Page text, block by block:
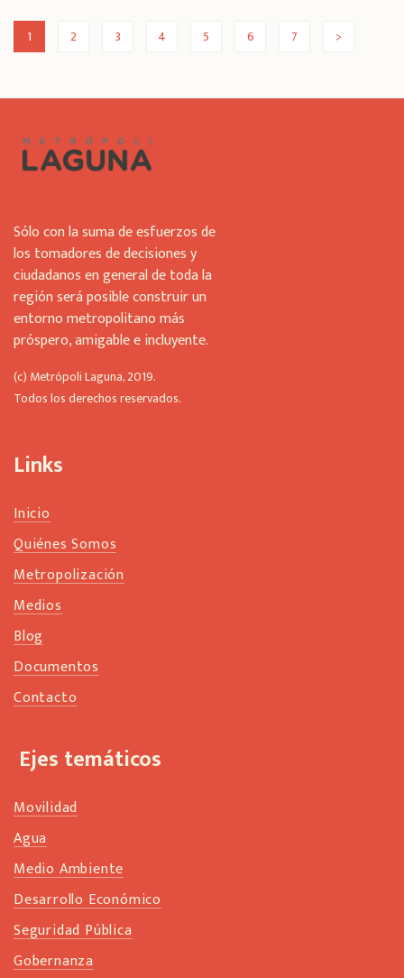
1 2 3 4 5 6 7 >
Sólo con la suma de esfuerzos de
los tomadores de decisiones y
ciudadanos en general de toda la
región será posible construir un
entorno metropolitano más
próspero, amigable e incluyente.
(c) Metrópoli Laguna, 2019.
Todos los derechos reservados.
Links
Inicio
Quiénes Somos
Metropolización
Medios
Blog
Documentos
Contacto
Ejes temáticos
Movilidad
Agua
Medio Ambiente
Desarrollo Económico
Seguridad Pública
Gobernanza